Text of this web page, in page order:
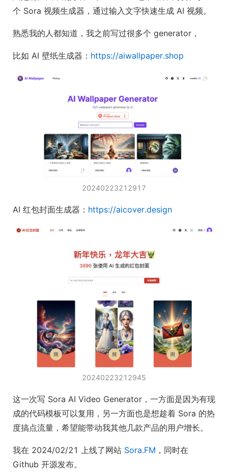
个 Sora 视频生成器，通过输入文字快速生成 AI 视频。
熟悉我的人都知道，我之前写过很多个 generator，
比如 AI 壁纸生成器： https://aiwallpaper.shop
20240223212917
AI 红包封面生成器： https://aicover.design
20240223212945
这一次写 Sora AI Video Generator，一方面是因为有现
成的代码模板可以复用，另一方面也是想趁着 Sora 的热
度搞点流量，希望能带动我其他几款产品的用户增长。
我在 2024/02/21 上线了网站 Sora.FM ，同时在
Github 开源发布。